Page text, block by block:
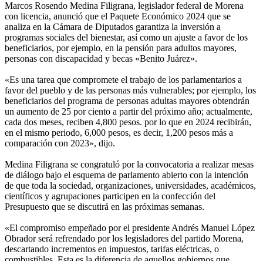
Marcos Rosendo Medina Filigrana, legislador federal de Morena
con licencia, anunció que el Paquete Económico 2024 que se
analiza en la Cámara de Diputados garantiza la inversión a
programas sociales del bienestar, así como un ajuste a favor de los
beneficiarios, por ejemplo, en la pensión para adultos mayores,
personas con discapacidad y becas «Benito Juárez».
«Es una tarea que compromete el trabajo de los parlamentarios a
favor del pueblo y de las personas más vulnerables; por ejemplo, los
beneficiarios del programa de personas adultas mayores obtendrán
un aumento de 25 por ciento a partir del próximo año; actualmente,
cada dos meses, reciben 4,800 pesos. por lo que en 2024 recibirán,
en el mismo periodo, 6,000 pesos, es decir, 1,200 pesos más a
comparación con 2023», dijo.
Medina Filigrana se congratuló por la convocatoria a realizar mesas
de diálogo bajo el esquema de parlamento abierto con la intención
de que toda la sociedad, organizaciones, universidades, académicos,
científicos y agrupaciones participen en la confección del
Presupuesto que se discutirá en las próximas semanas.
«El compromiso empeñado por el presidente Andrés Manuel López
Obrador será refrendado por los legisladores del partido Morena,
descartando incrementos en impuestos, tarifas eléctricas, o